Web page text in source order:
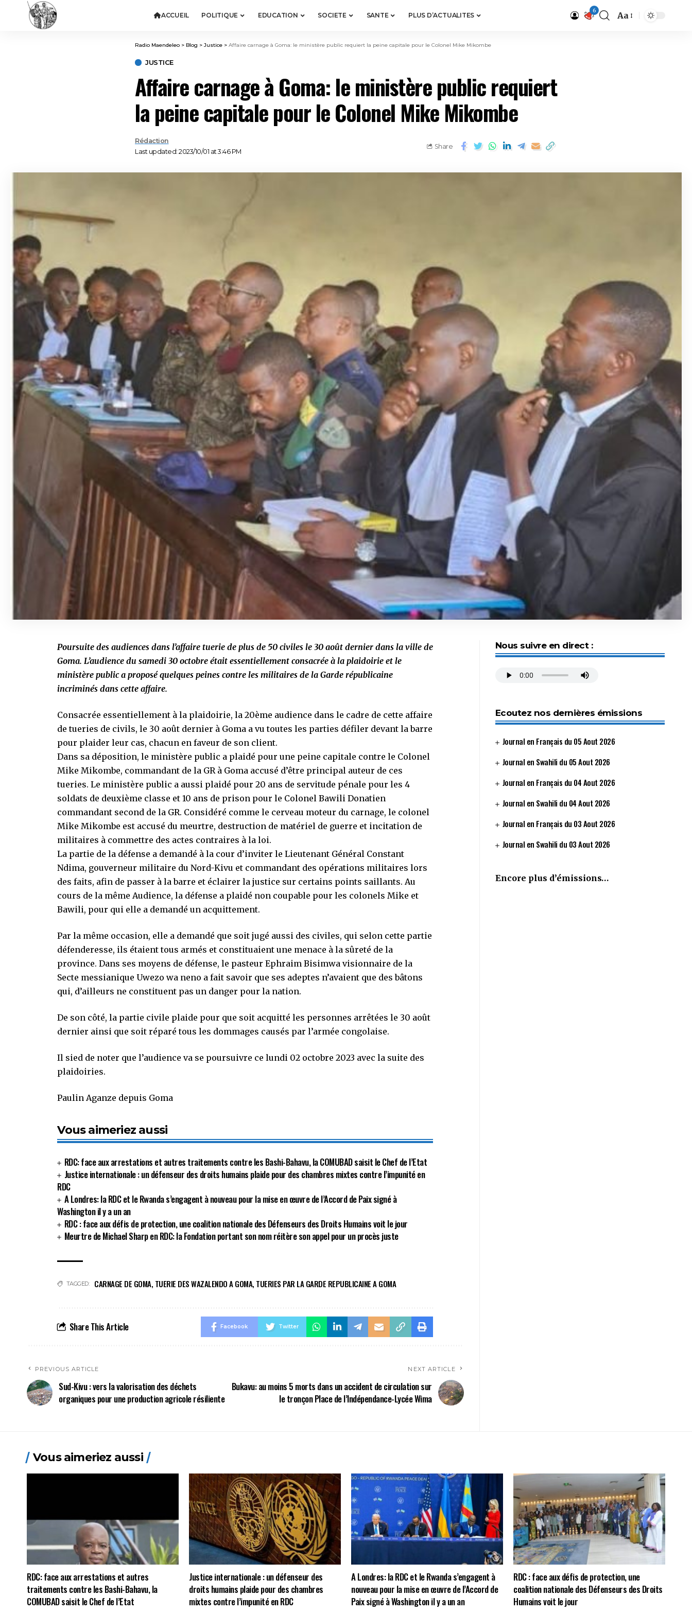
ACCUEIL POLITIQUE EDUCATION SOCIETE SANTE PLUS D’ACTUALITES
6 Aa
Radio Maendeleo > Blog > Justice > Affaire carnage à Goma: le ministère public requiert la peine capitale pour le Colonel Mike Mikombe
JUSTICE
Affaire carnage à Goma: le ministère public requiert
la peine capitale pour le Colonel Mike Mikombe
Last updated: 2023/10/01 at 3:46 PM
Rédaction
Share
Poursuite des audiences dans l’affaire tuerie de plus de 50 civiles le 30 août dernier dans la ville de
Goma. L’audience du samedi 30 octobre était essentiellement consacrée à la plaidoirie et le
ministère public a proposé quelques peines contre les militaires de la Garde républicaine
incriminés dans cette affaire.
Consacrée essentiellement à la plaidoirie, la 20ème audience dans le cadre de cette affaire
de tueries de civils, le 30 août dernier à Goma a vu toutes les parties défiler devant la barre
pour plaider leur cas, chacun en faveur de son client.
Dans sa déposition, le ministère public a plaidé pour une peine capitale contre le Colonel
Mike Mikombe, commandant de la GR à Goma accusé d’être principal auteur de ces
tueries. Le ministère public a aussi plaidé pour 20 ans de servitude pénale pour les 4
soldats de deuxième classe et 10 ans de prison pour le Colonel Bawili Donatien
commandant second de la GR. Considéré comme le cerveau moteur du carnage, le colonel
Mike Mikombe est accusé du meurtre, destruction de matériel de guerre et incitation de
militaires à commettre des actes contraires à la loi.
La partie de la défense a demandé à la cour d’inviter le Lieutenant Général Constant
Ndima, gouverneur militaire du Nord-Kivu et commandant des opérations militaires lors
des faits, afin de passer à la barre et éclairer la justice sur certains points saillants. Au
cours de la même Audience, la défense a plaidé non coupable pour les colonels Mike et
Bawili, pour qui elle a demandé un acquittement.
Par la même occasion, elle a demandé que soit jugé aussi des civiles, qui selon cette partie
défenderesse, ils étaient tous armés et constituaient une menace à la sûreté de la
province. Dans ses moyens de défense, le pasteur Ephraim Bisimwa visionnaire de la
Secte messianique Uwezo wa neno a fait savoir que ses adeptes n’avaient que des bâtons
qui, d’ailleurs ne constituent pas un danger pour la nation.
De son côté, la partie civile plaide pour que soit acquitté les personnes arrêtées le 30 août
dernier ainsi que soit réparé tous les dommages causés par l’armée congolaise.
Il sied de noter que l’audience va se poursuivre ce lundi 02 octobre 2023 avec la suite des
plaidoiries.
Paulin Aganze depuis Goma
Vous aimeriez aussi
RDC: face aux arrestations et autres traitements contre les Bashi-Bahavu, la COMUBAD saisit le Chef de l’Etat
Justice internationale : un défenseur des droits humains plaide pour des chambres mixtes contre l’impunité en
RDC
A Londres: la RDC et le Rwanda s’engagent à nouveau pour la mise en œuvre de l’Accord de Paix signé à
Washington il y a un an
RDC : face aux défis de protection, une coalition nationale des Défenseurs des Droits Humains voit le jour
Meurtre de Michael Sharp en RDC: la Fondation portant son nom réitère son appel pour un procès juste
TAGGED: CARNAGE DE GOMA, TUERIE DES WAZALENDO A GOMA, TUERIES PAR LA GARDE REPUBLICAINE A GOMA
Share This Article Facebook Twitter
PREVIOUS ARTICLE
Sud-Kivu : vers la valorisation des déchets
organiques pour une production agricole résiliente
NEXT ARTICLE
Bukavu: au moins 5 morts dans un accident de circulation sur
le tronçon Place de l’Indépendance-Lycée Wima
Nous suivre en direct :
Ecoutez nos dernières émissions
Journal en Français du 05 Aout 2026
Journal en Swahili du 05 Aout 2026
Journal en Français du 04 Aout 2026
Journal en Swahili du 04 Aout 2026
Journal en Français du 03 Aout 2026
Journal en Swahili du 03 Aout 2026
Encore plus d’émissions…
Vous aimeriez aussi
RDC: face aux arrestations et autres
traitements contre les Bashi-Bahavu, la
COMUBAD saisit le Chef de l’Etat
Justice internationale : un défenseur des
droits humains plaide pour des chambres
mixtes contre l’impunité en RDC
A Londres: la RDC et le Rwanda s’engagent à
nouveau pour la mise en œuvre de l’Accord de
Paix signé à Washington il y a un an
RDC : face aux défis de protection, une
coalition nationale des Défenseurs des Droits
Humains voit le jour